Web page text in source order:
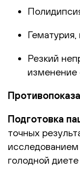
Резкий
изменение
Подготовка
точных
голодной